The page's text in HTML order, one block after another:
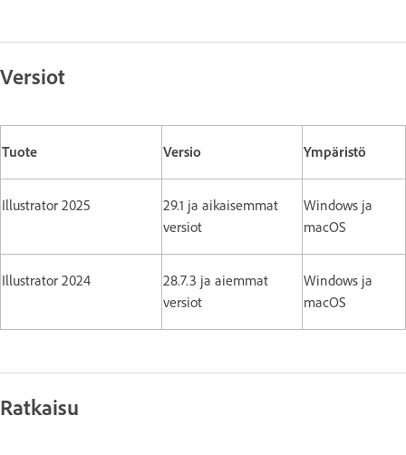
Versiot
Tuote Versio Ympäristö
Illustrator 2025
29.1 ja aikaisemmat
versiot
Windows ja
macOS
Illustrator 2024
28.7.3 ja aiemmat
versiot
Windows ja
macOS
Ratkaisu